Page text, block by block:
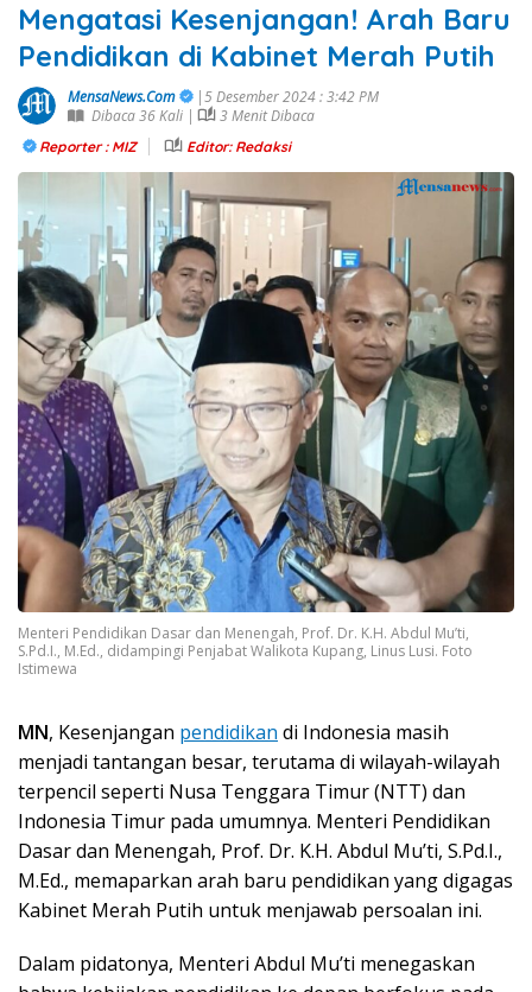
Mengatasi Kesenjangan! Arah Baru
Pendidikan di Kabinet Merah Putih
MensaNews.Com
|5 Desember 2024 : 3:42 PM
Dibaca 36 Kali |
3 Menit Dibaca
Reporter : MIZ Editor: Redaksi
Menteri Pendidikan Dasar dan Menengah, Prof. Dr. K.H. Abdul Mu’ti,
S.Pd.I., M.Ed., didampingi Penjabat Walikota Kupang, Linus Lusi. Foto
Istimewa
MN, Kesenjangan pendidikan di Indonesia masih
menjadi tantangan besar, terutama di wilayah-wilayah
terpencil seperti Nusa Tenggara Timur (NTT) dan
Indonesia Timur pada umumnya. Menteri Pendidikan
Dasar dan Menengah, Prof. Dr. K.H. Abdul Mu’ti, S.Pd.I.,
M.Ed., memaparkan arah baru pendidikan yang digagas
Kabinet Merah Putih untuk menjawab persoalan ini.
Dalam pidatonya, Menteri Abdul Mu’ti menegaskan